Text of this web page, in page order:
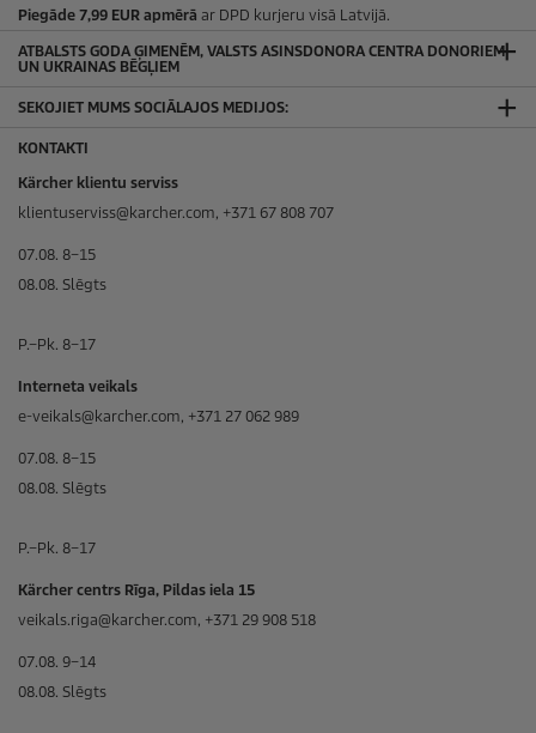
Piegāde 7,99 EUR apmērā ar DPD kurjeru visā Latvijā.
ATBALSTS GODA ĢIMENĒM, VALSTS ASINSDONORA CENTRA DONORIEM
UN UKRAINAS BĒGĻIEM
SEKOJIET MUMS SOCIĀLAJOS MEDIJOS:
KONTAKTI
Kärcher klientu serviss
klientuserviss@karcher.com, +371 67 808 707
07.08. 8–15
08.08. Slēgts
P.–Pk. 8–17
Interneta veikals
e-veikals@karcher.com, +371 27 062 989
07.08. 8–15
08.08. Slēgts
P.–Pk. 8–17
Kärcher centrs Rīga, Pildas iela 15
veikals.riga@karcher.com, +371 29 908 518
07.08. 9–14
08.08. Slēgts